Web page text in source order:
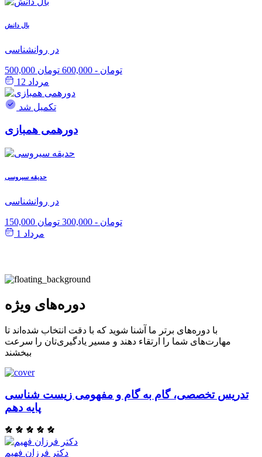
بال دانش
در روانشناسی
500,000 تومان - 600,000 تومان
مرداد 12
تکمیل شد
دورهمی همبازی
حدیقه سیروسی
در روانشناسی
150,000 تومان - 300,000 تومان
مرداد 1
دوره‌های ویژه
با دوره‌های برتر ما آشنا شوید که با دقت انتخاب شده‌اند تا
مهارت‌های شما را ارتقاء دهند و مسیر یادگیری‌تان را سرعت
ببخشند
تدریس تخصصی، گام به گام و مفهومی زیست شناسی
پایه دهم
دکتر فرزان فهیم